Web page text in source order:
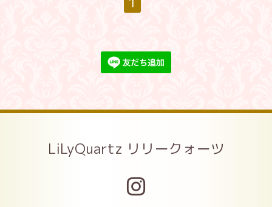
LiLyQuartz リリークォーツ